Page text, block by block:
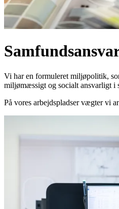
Vi har en formuleret miljøpolitik,
miljømæssigt og socialt ansvarligt i
På vores arbejdspladser vægter vi